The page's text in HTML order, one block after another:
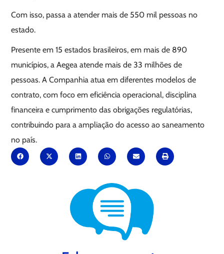
Com isso, passa a atender mais de 550 mil pessoas no
estado.
Presente em 15 estados brasileiros, em mais de 890
municípios, a Aegea atende mais de 33 milhões de
pessoas. A Companhia atua em diferentes modelos de
contrato, com foco em eficiência operacional, disciplina
financeira e cumprimento das obrigações regulatórias,
contribuindo para a ampliação do acesso ao saneamento
no país.